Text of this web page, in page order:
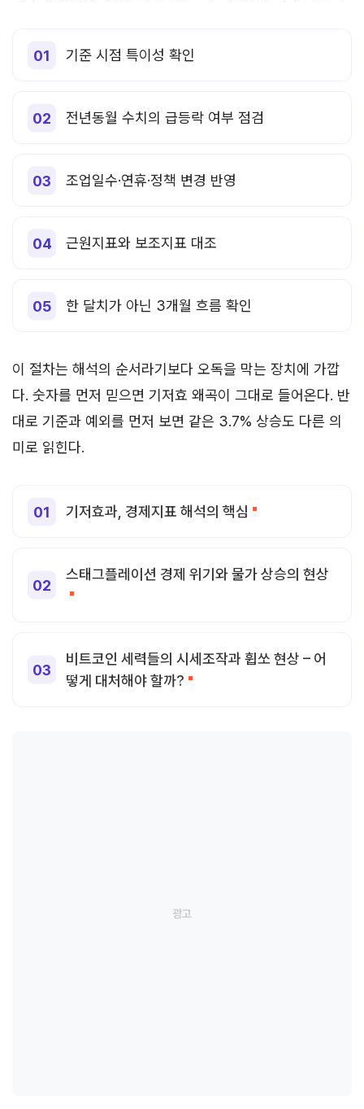
기준 시점 특이성 확인
전년동월 수치의 급등락 여부 점검
조업일수·연휴·정책 변경 반영
근원지표와 보조지표 대조
한 달치가 아닌 3개월 흐름 확인
이 절차는 해석의 순서라기보다 오독을 막는 장치에 가깝
다. 숫자를 먼저 믿으면 기저효 왜곡이 그대로 들어온다. 반
대로 기준과 예외를 먼저 보면 같은 3.7% 상승도 다른 의
미로 읽힌다.
기저효과, 경제지표 해석의 핵심
스태그플레이션 경제 위기와 물가 상승의 현상
비트코인 세력들의 시세조작과 휩쏘 현상 – 어
떻게 대처해야 할까?